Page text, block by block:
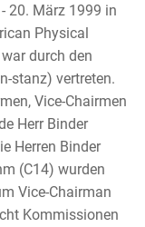
20. März 1999 in
Physical
durch den
stanz) vertreten.
Vice-Chairmen
Herr Binder
Herren Binder
(C14) wurden
Vice-Chairman
Kommissionen